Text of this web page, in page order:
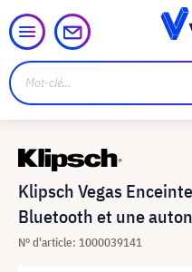
Klipsch Vegas
Bluetooth et une
N° d'article: 1000039141